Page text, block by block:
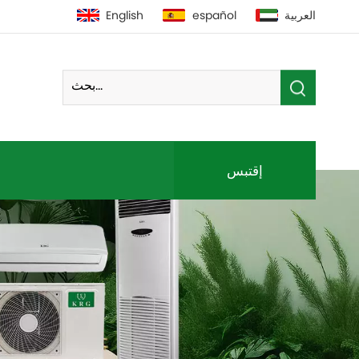
English español العربية
إقتبس